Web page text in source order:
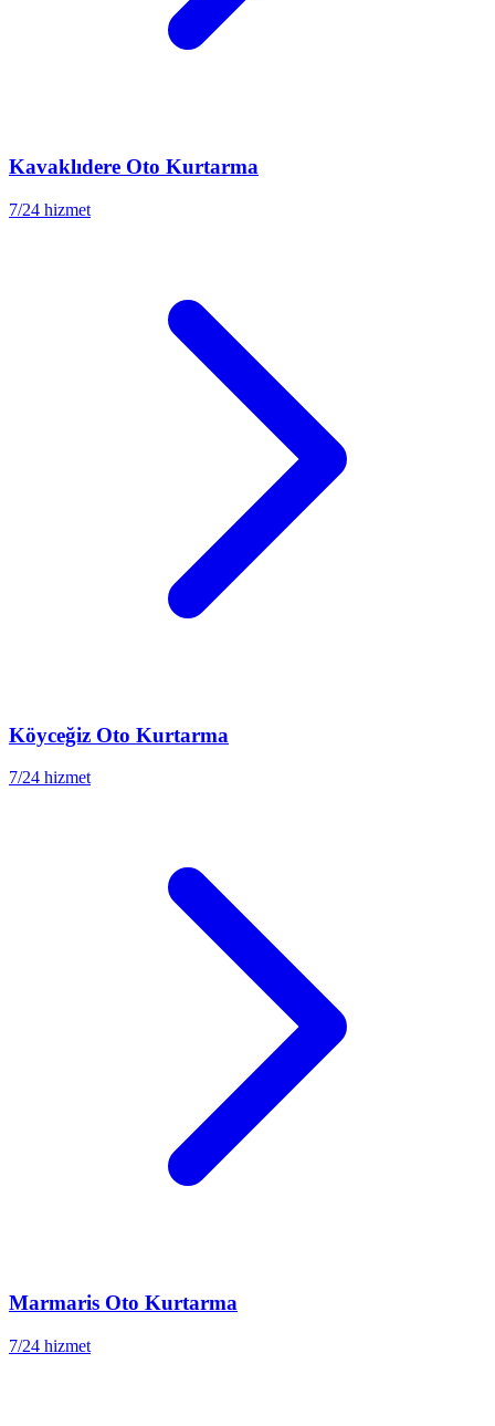
Kavaklıdere Oto Kurtarma
7/24 hizmet
Köyceğiz Oto Kurtarma
7/24 hizmet
Marmaris Oto Kurtarma
7/24 hizmet